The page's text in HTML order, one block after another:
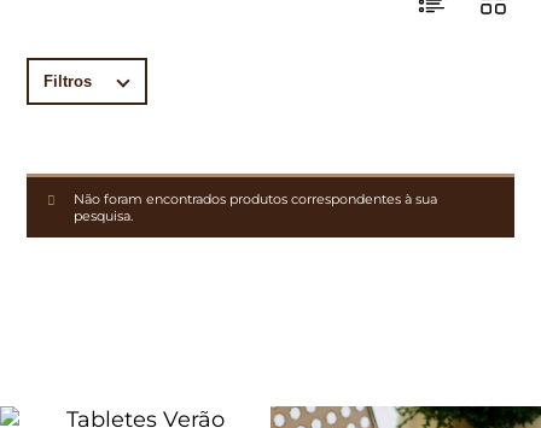
Filtros
Não foram encontrados produtos correspondentes à sua
pesquisa.